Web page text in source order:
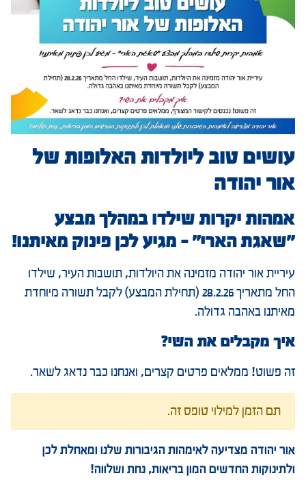
עושים טוב ליולדות האלופות של
אור יהודה
אמהות יקרות שילדו במהלך מבצע
"שאגת הארי" - מגיע לכן פינוק מאיתנו!
עיריית אור יהודה מזמינה את היולדות, תושבות העיר, שילדו
החל מתאריך 28.2.26 (תחילת המבצע) לקבל תשורה מיוחדת
מאיתנו באהבה גדולה.
איך מקבלים את השי?
זה פשוט! ממלאים פרטים קצרים, ואנחנו כבר נדאג לשאר.
תם הזמן למילוי טופס זה.
אור יהודה מצדיעה לאימהות הגיבורות שלנו ומאחלת לכן
ולתינוקות החדשים המון בריאות, נחת ושלווה!